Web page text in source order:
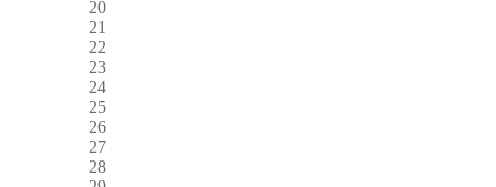
20
21
22
23
24
25
26
27
28